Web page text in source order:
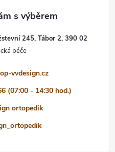
245, Tábor 2, 390 02
vvdesign.cz
(07:00 - 14:30 hod.)
ortopedik